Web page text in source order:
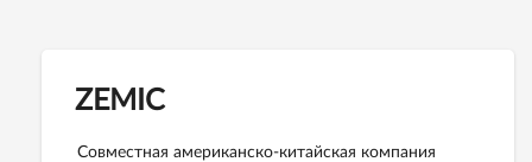
ZEMIC
Cовместная американско-китайская компания